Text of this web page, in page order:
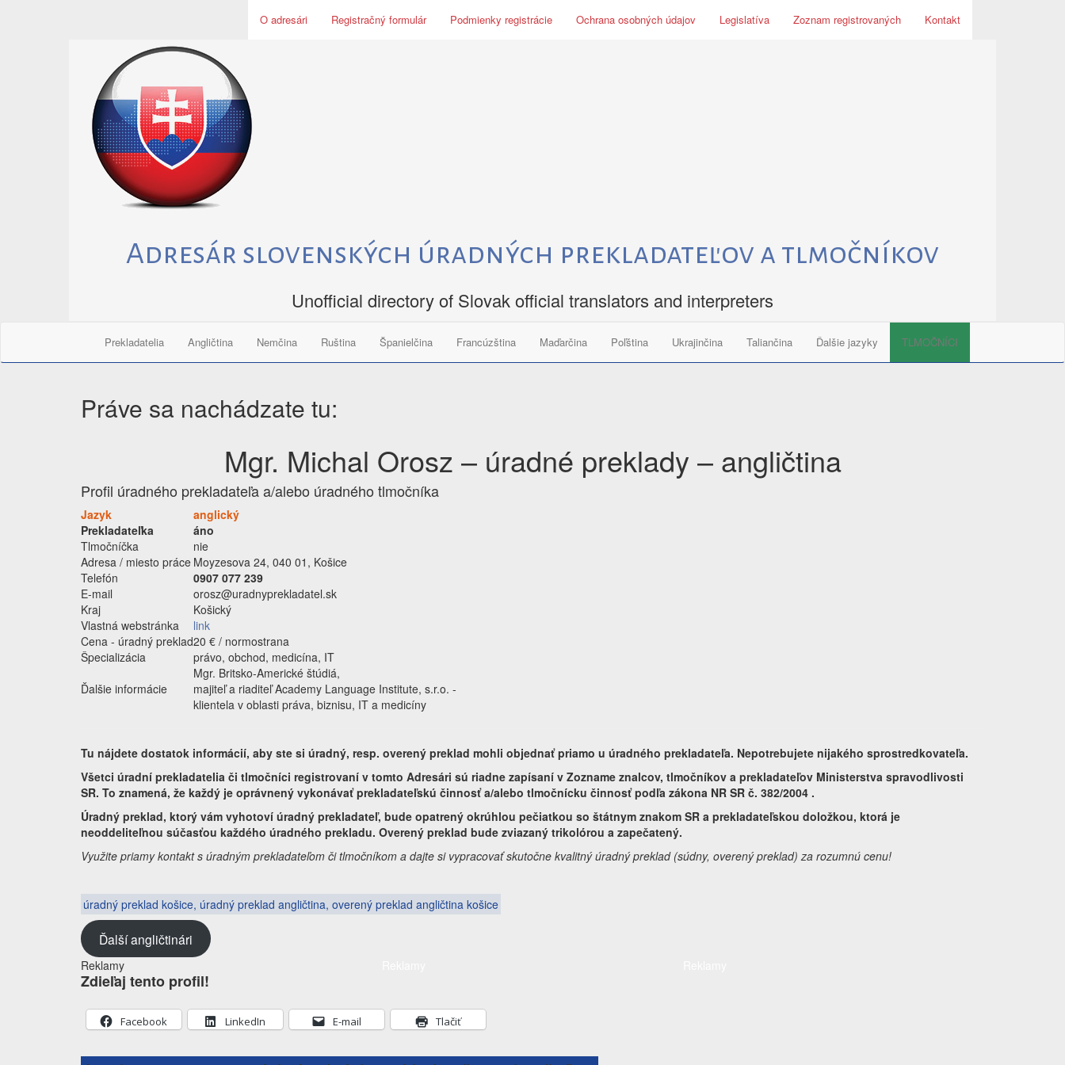
O adresári Registračný formulár Podmienky registrácie Ochrana osobných údajov Legislatíva Zoznam registrovaných Kontakt
Adresár slovenských úradných prekladateľov a tlmočníkov
Unofficial directory of Slovak official translators and interpreters
Prekladatelia Angličtina Nemčina Ruština Španielčina Francúzština Maďarčina Poľština Ukrajinčina Taliančina Ďalšie jazyky TLMOČNÍCI
Práve sa nachádzate tu:
Mgr. Michal Orosz – úradné preklady – angličtina
Profil úradného prekladateľa a/alebo úradného tlmočníka
Jazyk
anglický
Prekladateľka
áno
Tlmočníčka
nie
Adresa / miesto práce Moyzesova 24, 040 01, Košice
Telefón
0907 077 239
E-mail
orosz@uradnyprekladatel.sk
Kraj
Košický
Vlastná webstránka
link
Cena - úradný preklad20 € / normostrana
Špecializácia
právo, obchod, medicína, IT
Ďalšie informácie
Mgr. Britsko-Americké štúdiá,
majiteľ a riaditeľ Academy Language Institute, s.r.o. -
klientela v oblasti práva, biznisu, IT a medicíny
Tu nájdete dostatok informácií, aby ste si úradný, resp. overený preklad mohli objednať priamo u úradného prekladateľa. Nepotrebujete nijakého sprostredkovateľa.
Všetci úradní prekladatelia či tlmočníci registrovaní v tomto Adresári sú riadne zapísaní v Zozname znalcov, tlmočníkov a prekladateľov Ministerstva spravodlivosti
SR. To znamená, že každý je oprávnený vykonávať prekladateľskú činnosť a/alebo tlmočnícku činnosť podľa zákona NR SR č. 382/2004 .
Úradný preklad, ktorý vám vyhotoví úradný prekladateľ, bude opatrený okrúhlou pečiatkou so štátnym znakom SR a prekladateľskou doložkou, ktorá je
neoddeliteľnou súčasťou každého úradného prekladu. Overený preklad bude zviazaný trikolórou a zapečatený.
Využite priamy kontakt s úradným prekladateľom či tlmočníkom a dajte si vypracovať skutočne kvalitný úradný preklad (súdny, overený preklad) za rozumnú cenu!
úradný preklad košice, úradný preklad angličtina, overený preklad angličtina košice
Ďalší angličtinári
Reklamy
Zdieľaj tento profil!
Facebook LinkedIn E-mail Tlačiť